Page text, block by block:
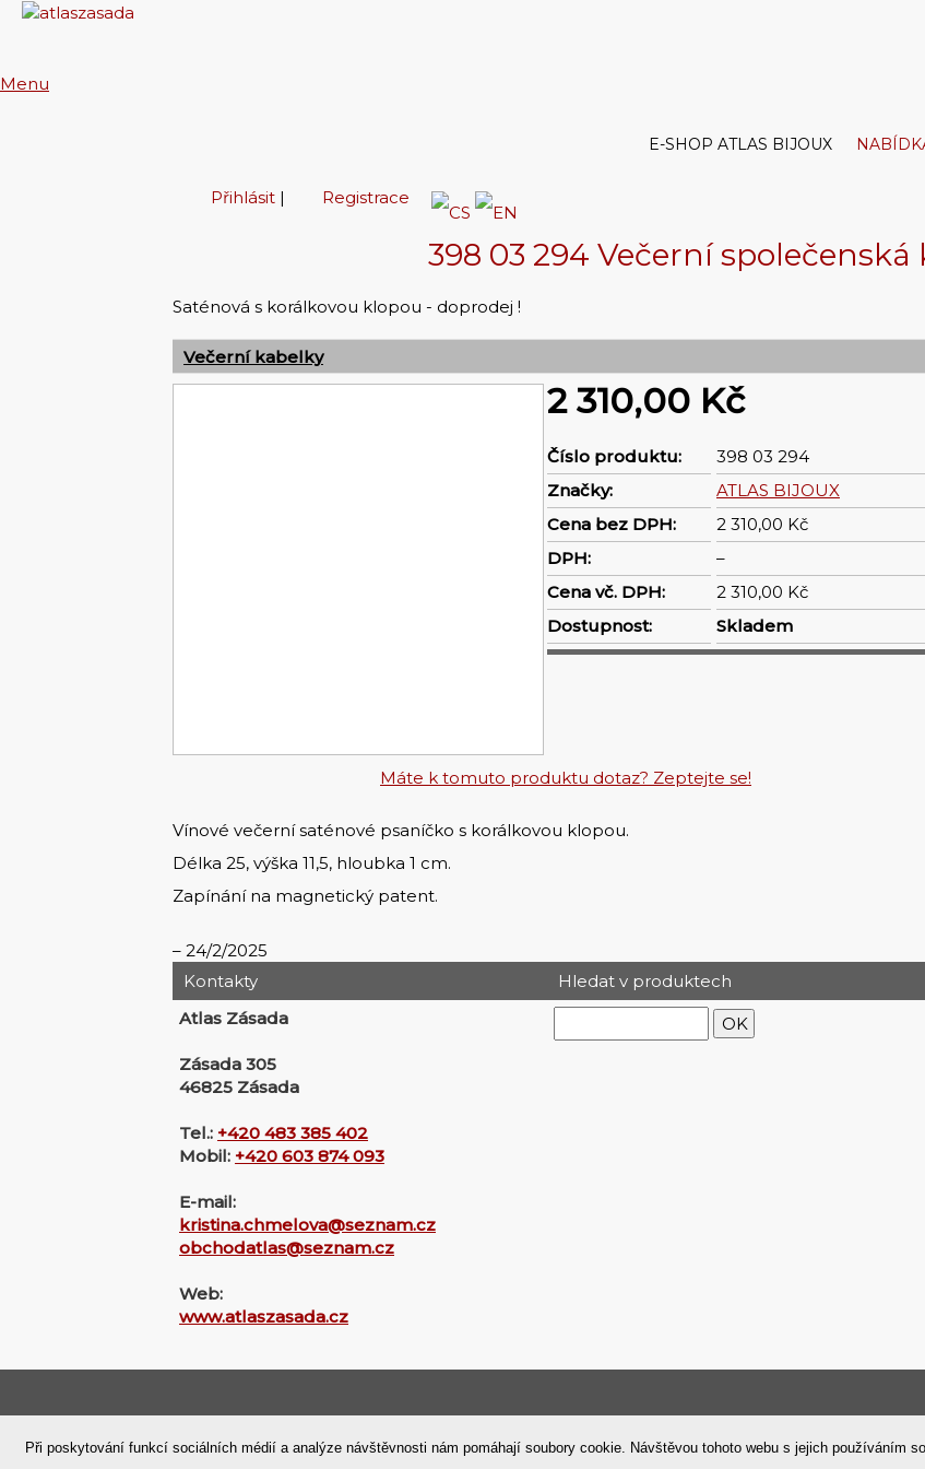
Při poskytování funkcí sociálních médií a analýze návštěvnosti nám pomáhají soubory cookie. Návštěvou tohoto webu s jejich používáním
Menu
E-SHOP ATLAS BIJOUX
Přihlásit | Registrace
398 03 294 Večerní společenská
Saténová s korálkovou klopou - doprodej !
Večerní kabelky
2 310,00 Kč
Číslo produktu:
398 03 294
Značky:
ATLAS BIJOUX
Cena bez DPH:
2 310,00 Kč
DPH:
–
Cena vč. DPH:
2 310,00 Kč
Dostupnost:
Skladem
Máte k tomuto produktu dotaz? Zeptejte se!
Vínové večerní saténové psaníčko s korálkovou klopou.
Délka 25, výška 11,5, hloubka 1 cm.
Zapínání na magnetický patent.
24/2/2025
Kontakty
Atlas Zásada
Zásada 305
46825 Zásada
Tel.: +420 483 385 402
Mobil: +420 603 874 093
E-mail:
kristina.chmelova@seznam.cz
obchodatlas@seznam.cz
Web:
www.atlaszasada.cz
Hledat v produktech